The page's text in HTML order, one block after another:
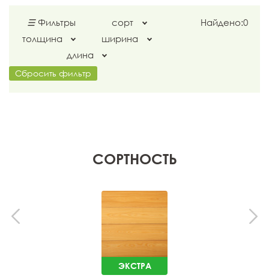
☰ Фильтры
сорт
толщина
ширина
длина
Найдено:0
Сбросить фильтр
СОРТНОСТЬ
ЭКСТРА